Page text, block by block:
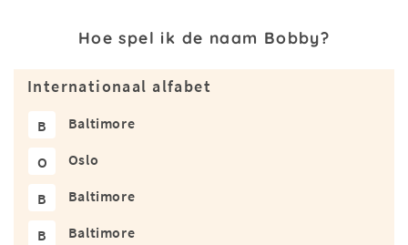
Hoe spel ik de naam Bobby?
Internationaal alfabet
B Baltimore
O Oslo
B Baltimore
B Baltimore